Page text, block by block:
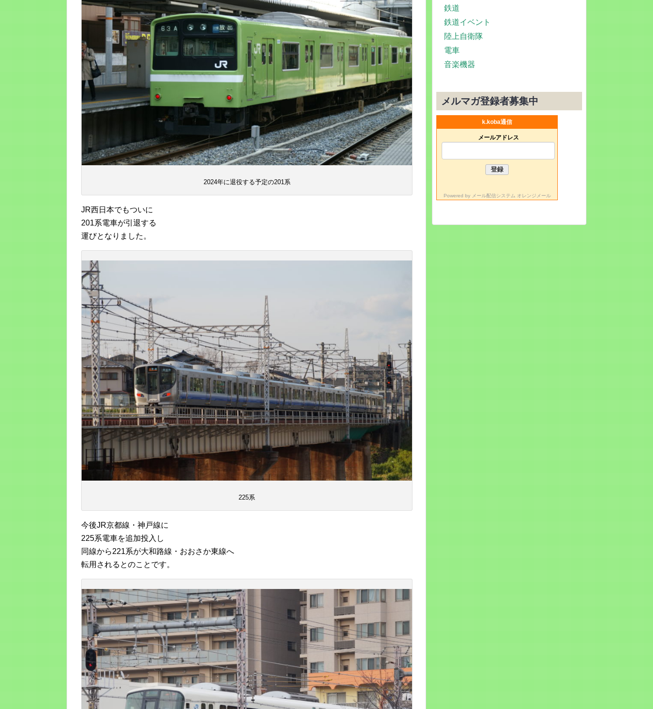
2024年に退役する予定の201系
JR西日本でもついに
201系電車が引退する
運びとなりました。
225系
今後JR京都線・神戸線に
225系電車を追加投入し
同線から221系が大和路線・おおさか東線へ
転用されるとのことです。
鉄道
鉄道イベント
陸上自衛隊
電車
音楽機器
メルマガ登録者募集中
k.koba通信
メールアドレス
Powered by メール配信システム オレンジメール